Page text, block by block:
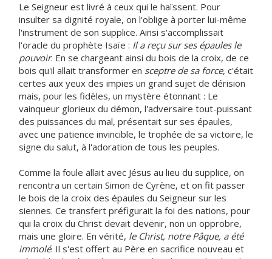
Le Seigneur est livré à ceux qui le haïssent. Pour
insulter sa dignité royale, on l'oblige à porter lui-même
l'instrument de son supplice. Ainsi s'accomplissait
l'oracle du prophète Isaïe : Il a reçu sur ses épaules le
pouvoir. En se chargeant ainsi du bois de la croix, de ce
bois qu'il allait transformer en sceptre de sa force, c'était
certes aux yeux des impies un grand sujet de dérision
mais, pour les fidèles, un mystère étonnant : Le
vainqueur glorieux du démon, l'adversaire tout-puissant
des puissances du mal, présentait sur ses épaules,
avec une patience invincible, le trophée de sa victoire, le
signe du salut, à l'adoration de tous les peuples.
Comme la foule allait avec Jésus au lieu du supplice, on
rencontra un certain Simon de Cyrène, et on fit passer
le bois de la croix des épaules du Seigneur sur les
siennes. Ce transfert préfigurait la foi des nations, pour
qui la croix du Christ devait devenir, non un opprobre,
mais une gloire. En vérité, le Christ, notre Pâque, a été
immolé. Il s'est offert au Père en sacrifice nouveau et